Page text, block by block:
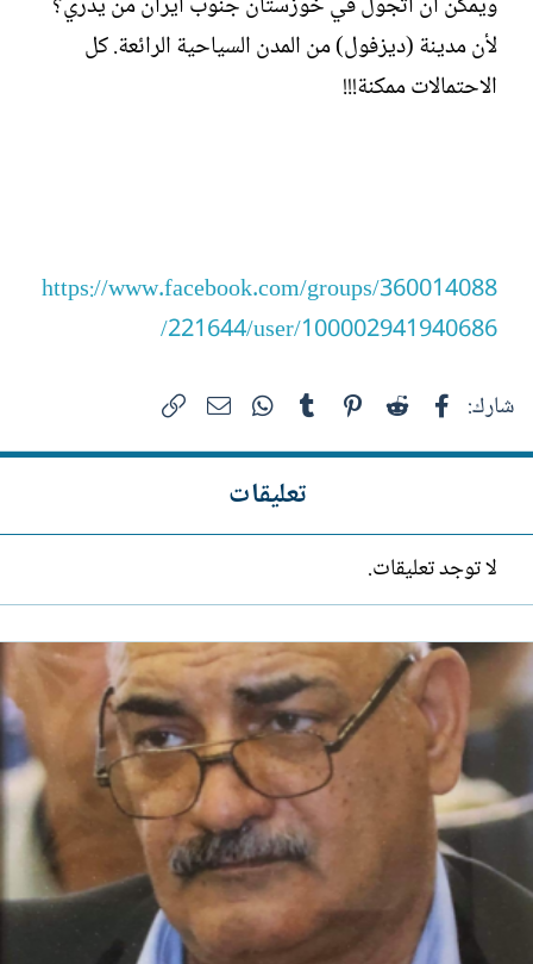
لأن مدينة (ديزفول) من المدن السياحية الرائعة. كل
الاحتمالات ممكنة!!!
https://www.facebook.com/groups/360014088
221644/user/100002941940686/
شارك: فيسبوك Reddit
Pinterest
Tumblr
WhatsAppالبريد الإلكتروني
تعليقات
لا توجد تعليقات.